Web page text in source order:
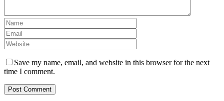
Save my name, email, and website in this browser for the next
time I comment.